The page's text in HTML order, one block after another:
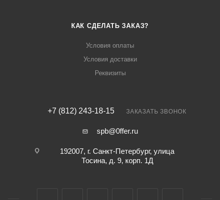
КАК СДЕЛАТЬ ЗАКАЗ?
Условия оплаты
Условия доставки
Реквизиты
+7 (812) 243-18-15 ЗАКАЗАТЬ ЗВОНОК
spb@0ffer.ru
192007, г. Санкт-Петербург, улица
Тосина, д. 9, корп. 1Д